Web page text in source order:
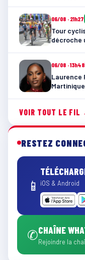
06/08 · 21h27
Tour
décroche
06/08 · 13h48
Laurence
VOIR TOUT LE FIL
RESTEZ
📱 iOS & Android
✆CHAÎNE
Rejoindre la